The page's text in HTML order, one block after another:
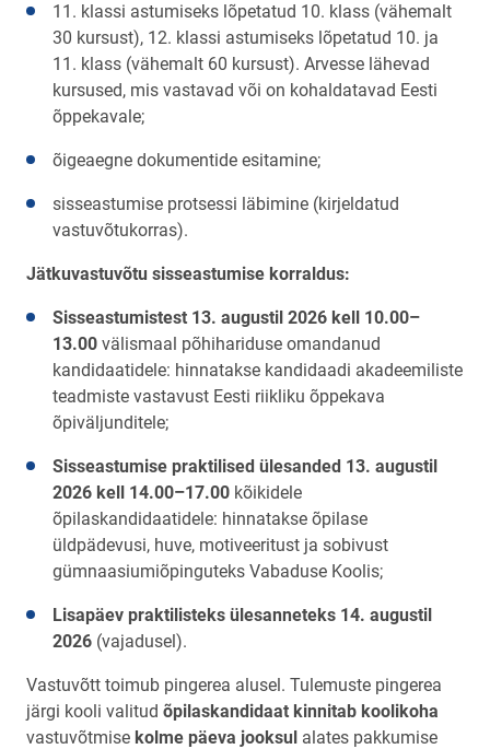
11. klassi astumiseks lõpetatud 10. klass (vähemalt
30 kursust), 12. klassi astumiseks lõpetatud 10. ja
11. klass (vähemalt 60 kursust). Arvesse lähevad
kursused, mis vastavad või on kohaldatavad Eesti
õppekavale;
õigeaegne dokumentide esitamine;
sisseastumise protsessi läbimine (kirjeldatud
vastuvõtukorras).
Jätkuvastuvõtu sisseastumise korraldus:
Sisseastumistest 13. augustil 2026 kell 10.00–
13.00 välismaal põhihariduse omandanud
kandidaatidele: hinnatakse kandidaadi akadeemiliste
teadmiste vastavust Eesti riikliku õppekava
õpiväljunditele;
Sisseastumise praktilised ülesanded 13. augustil
2026 kell 14.00–17.00 kõikidele
õpilaskandidaatidele: hinnatakse õpilase
üldpädevusi, huve, motiveeritust ja sobivust
gümnaasiumiõpinguteks Vabaduse Koolis;
Lisapäev praktilisteks ülesanneteks 14. augustil
2026 (vajadusel).
Vastuvõtt toimub pingerea alusel. Tulemuste pingerea
järgi kooli valitud õpilaskandidaat kinnitab koolikoha
vastuvõtmise kolme päeva jooksul alates pakkumise